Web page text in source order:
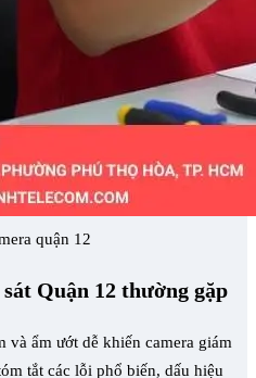
quận 12
Quận 12 thường gặp
ẩm ướt dễ khiến camera giám
tắt các lỗi phổ biến, dấu hiệu